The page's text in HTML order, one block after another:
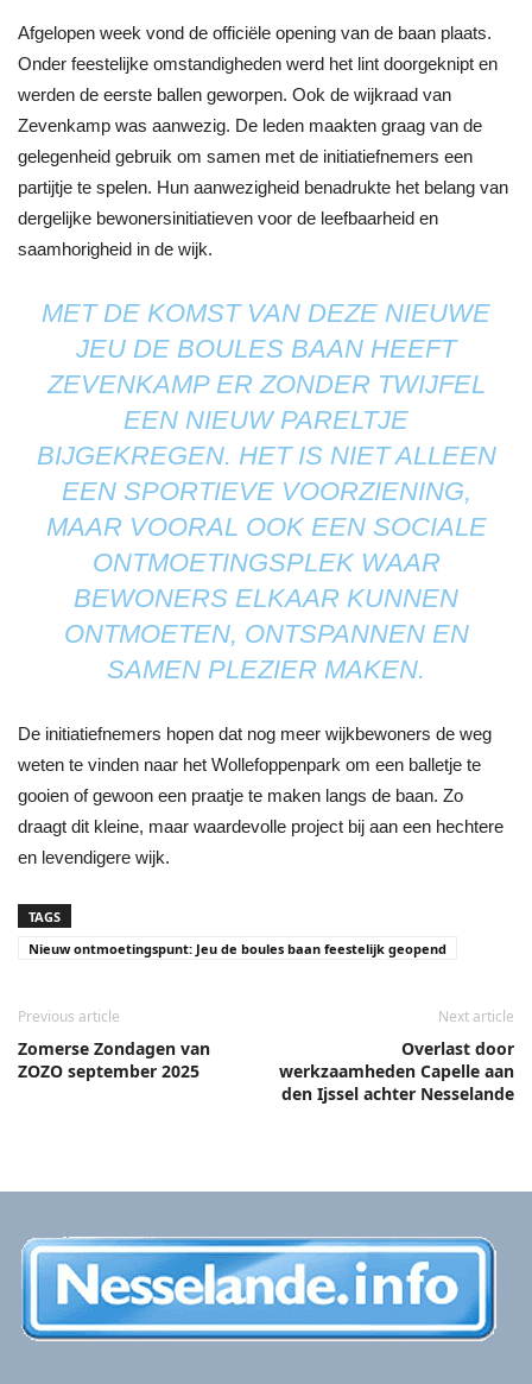
Afgelopen week vond de officiële opening van de baan plaats.
Onder feestelijke omstandigheden werd het lint doorgeknipt en
werden de eerste ballen geworpen. Ook de wijkraad van
Zevenkamp was aanwezig. De leden maakten graag van de
gelegenheid gebruik om samen met de initiatiefnemers een
partijtje te spelen. Hun aanwezigheid benadrukte het belang van
dergelijke bewonersinitiatieven voor de leefbaarheid en
saamhorigheid in de wijk.
MET DE KOMST VAN DEZE NIEUWE
JEU DE BOULES BAAN HEEFT
ZEVENKAMP ER ZONDER TWIJFEL
EEN NIEUW PARELTJE
BIJGEKREGEN. HET IS NIET ALLEEN
EEN SPORTIEVE VOORZIENING,
MAAR VOORAL OOK EEN SOCIALE
ONTMOETINGSPLEK WAAR
BEWONERS ELKAAR KUNNEN
ONTMOETEN, ONTSPANNEN EN
SAMEN PLEZIER MAKEN.
De initiatiefnemers hopen dat nog meer wijkbewoners de weg
weten te vinden naar het Wollefoppenpark om een balletje te
gooien of gewoon een praatje te maken langs de baan. Zo
draagt dit kleine, maar waardevolle project bij aan een hechtere
en levendigere wijk.
TAGS
Nieuw ontmoetingspunt: Jeu de boules baan feestelijk geopend
Previous article
Zomerse Zondagen van
ZOZO september 2025
Next article
Overlast door
werkzaamheden Capelle aan
den Ijssel achter Nesselande